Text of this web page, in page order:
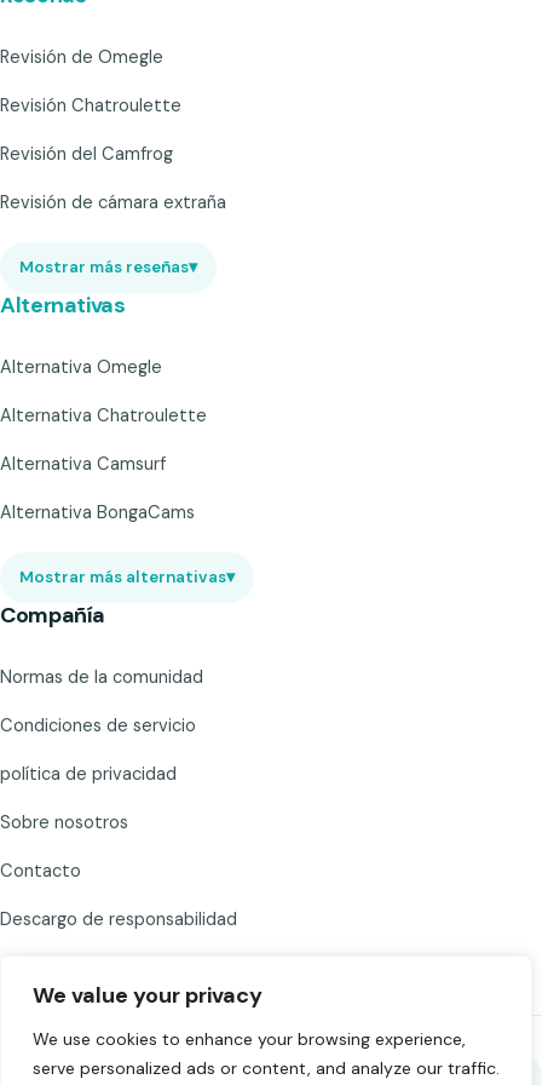
We value your privacy
We use cookies to enhance your browsing experience,
serve personalized ads or content, and analyze our traffic.
Revisión de Omegle
Revisión Chatroulette
Revisión del Camfrog
Revisión de cámara extraña
Mostrar más reseñas▾
Alternativas
Alternativa Omegle
Alternativa Chatroulette
Alternativa Camsurf
Alternativa BongaCams
Mostrar más alternativas▾
Compañía
Normas de la comunidad
Condiciones de servicio
política de privacidad
Sobre nosotros
Contacto
Descargo de responsabilidad
Comparte Chat to Strangers